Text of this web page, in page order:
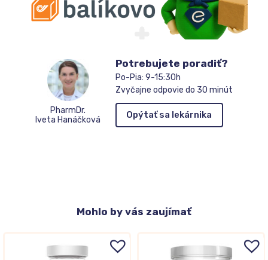
PharmDr.
Iveta Hanáčková
Potrebujete poradiť?
Po-Pia: 9-15:30h
Zvyčajne odpovie do 30 minút
Opýtať sa lekárnika
Mohlo by vás zaujímať